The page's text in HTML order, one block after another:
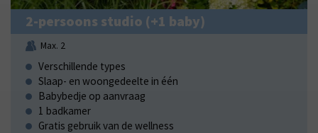
2-persoons studio (+1 baby)
Max. 2
Verschillende types
Slaap- en woongedeelte in één
Babybedje op aanvraag
1 badkamer
Gratis gebruik van de wellness